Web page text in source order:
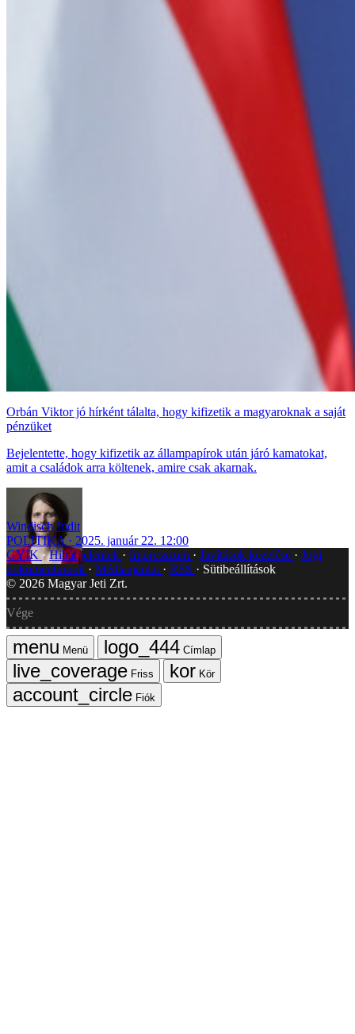
Orbán Viktor jó hírként tálalta, hogy kifizetik a magyaroknak a saját
pénzüket
Bejelentette, hogy kifizetik az állampapírok után járó kamatokat,
amit a családok arra költenek, amire csak akarnak.
Windisch Judit
POLITIKA
2025. január 22. 12:00
GYIK Hibát jelentek Impresszum Javítások kezelése
Jogi
dokumentumok
Médiaajánlat RSS
Sütibeállítások
© 2026 Magyar Jeti Zrt.
Vége
Menü
Címlap
Friss
Kör
Fiók